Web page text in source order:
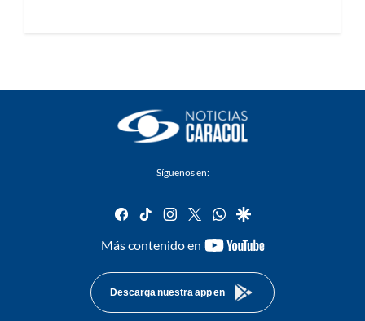
Síguenos en:
facebook
tiktok instagram
twitterwhatsapp
google
Más contenido en
youtube-
Descarga nuestra app en